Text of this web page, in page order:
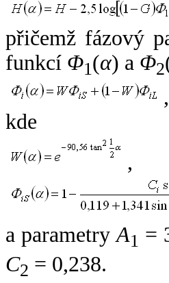
přičemž fázový
funkcí Φ1(α) a Φ2
,
kde
,
a parametryA1 =
C2 = 0,238.